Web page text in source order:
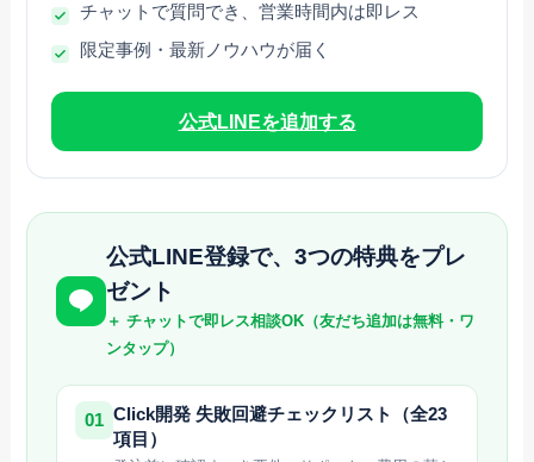
チャットで質問でき、営業時間内は即レス
限定事例・最新ノウハウが届く
公式LINEを追加する
公式LINE登録で、3つの特典をプレ
ゼント
＋ チャットで即レス相談OK（友だち追加は無料・ワ
ンタップ）
01 Click開発 失敗回避チェックリスト（全23
項目）